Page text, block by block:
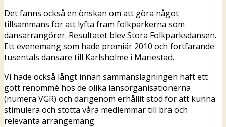
Det fanns också en önskan om att göra något
tillsammans för att lyfta fram folkparkerna som
dansarrangörer. Resultatet blev Stora Folkparksdansen.
Ett evenemang som hade premiär 2010 och fortfarande
tusentals dansare till Karlsholme i Mariestad.
Vi hade också långt innan sammanslagningen haft ett
gott renommé hos de olika länsorganisationerna
(numera VGR) och därigenom erhållit stöd för att kunna
stimulera och stötta våra medlemmar till bra och
relevanta arrangemang